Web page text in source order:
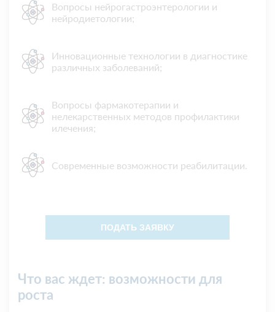
Вопросы нейрогастроэнтерологии и
нейродиетологии;
Инновационные технологии в диагностике
различных заболеваний;
Вопросы фармакотерапии и
нелекарственных методов профилактики
илечения;
Современные возможности реабилитации.
ПОДАТЬ ЗАЯВКУ
Что вас ждет: возможности для
роста